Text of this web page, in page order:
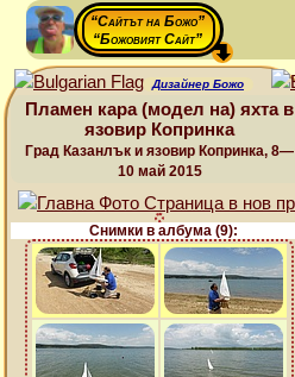
“Сайтът на Божо”
“Божовият Сайт”
Дизайнер Божо
Пламен кара (модел на) яхта в
язовир Копринка
Град Казанлък и язовир Копринка, 8—
10 май 2015
Снимки в албума (9):